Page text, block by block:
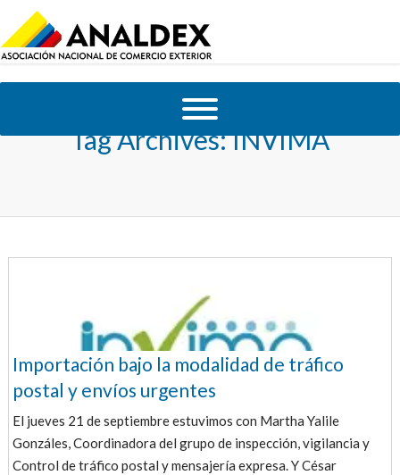
Tag Archives:INVIMA
Importación bajo la modalidad de tráfico
postal y envíos urgentes
El jueves 21 de septiembre estuvimos con Martha Yalile
Gonzáles, Coordinadora del grupo de inspección, vigilancia y
Control de tráfico postal y mensajería expresa. Y César